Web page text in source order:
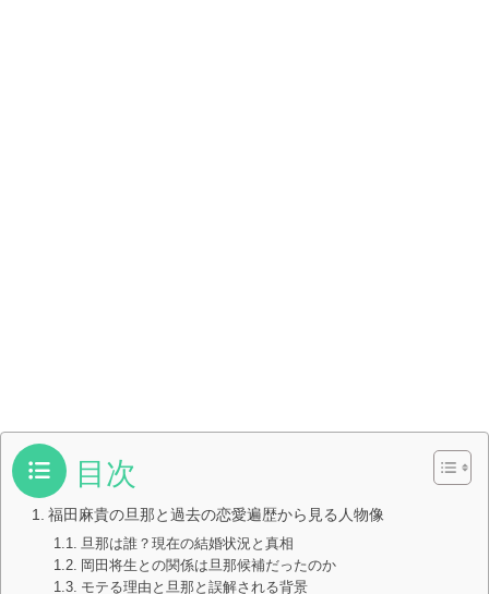
目次
福田麻貴の旦那と過去の恋愛遍歴から見る人物像
旦那は誰？現在の結婚状況と真相
岡田将生との関係は旦那候補だったのか
モテる理由と旦那と誤解される背景